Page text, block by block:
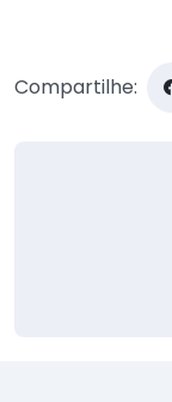
Compartilhe: